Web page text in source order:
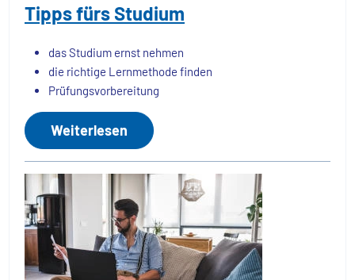
Tipps fürs Studium
das Studium ernst nehmen
die richtige Lernmethode finden
Prüfungsvorbereitung
Weiterlesen